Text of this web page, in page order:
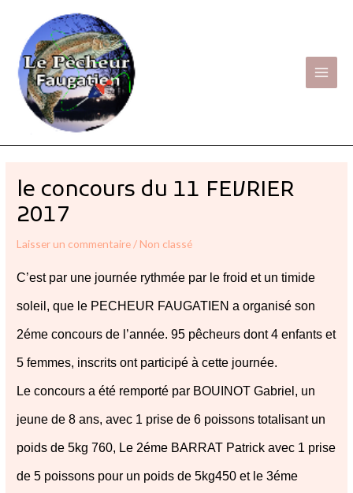
contenu
le concours du 11 FEVRIER
2017
Laisser un commentaire/ Non classé
C’est par une journée rythmée par le froid et un timide
soleil, que le PECHEUR FAUGATIEN a organisé son
2éme concours de l’année. 95 pêcheurs dont 4 enfants et
5 femmes, inscrits ont participé à cette journée.
Le concours a été remporté par BOUINOT Gabriel, un
jeune de 8 ans, avec 1 prise de 6 poissons totalisant un
poids de 5kg 760, Le 2éme BARRAT Patrick avec 1 prise
de 5 poissons pour un poids de 5kg450 et le 3éme
articles